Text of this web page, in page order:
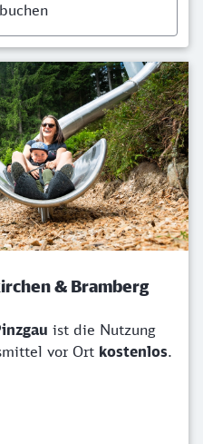
& Bramberg
ist die Nutzung
vor Ort kostenlos.